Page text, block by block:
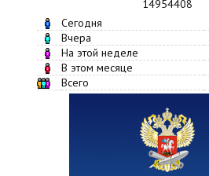
14954408
Сегодня
Вчера
На этой неделе
В этом месяце
Всего